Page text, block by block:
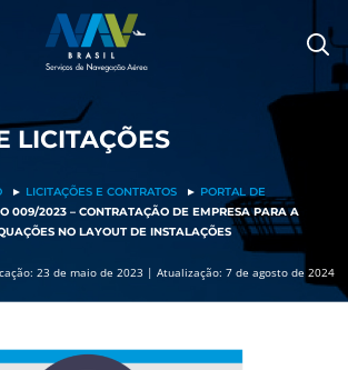
LICITAÇÕES
► LICITAÇÕES E CONTRATOS ► PORTAL DE
009/2023 – CONTRATAÇÃO DE EMPRESA PARA A
NO LAYOUT DE INSTALAÇÕES
23 de maio de 2023 | Atualização: 7 de agosto de 2024